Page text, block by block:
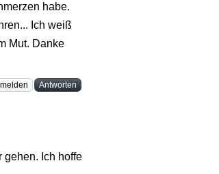
habe.
Ich weiß
Mut. Danke
Antworten
gehen. Ich hoffe